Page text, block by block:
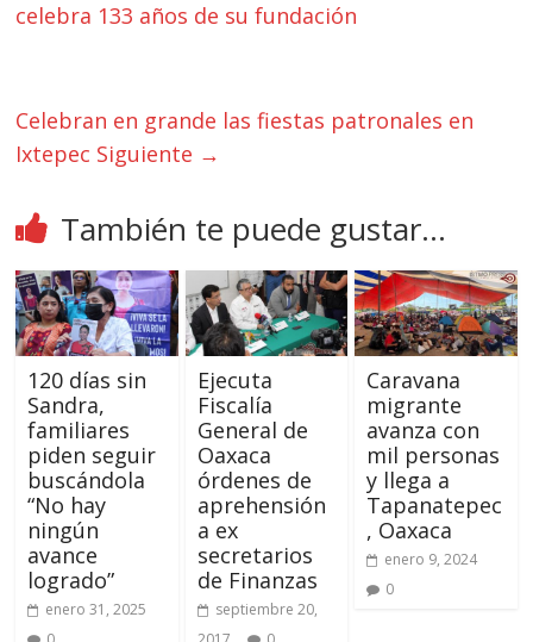
celebra 133 años de su fundación
Celebran en grande las fiestas patronales en
Ixtepec Siguiente →
También te puede gustar...
120 días sin
Sandra,
familiares
piden seguir
buscándola
“No hay
ningún
avance
logrado”
enero 31, 2025
Ejecuta
Fiscalía
General de
Oaxaca
órdenes de
aprehensión
a ex
secretarios
de Finanzas
septiembre 20,
Caravana
migrante
avanza con
mil personas
y llega a
Tapanatepec
, Oaxaca
enero 9, 2024
0